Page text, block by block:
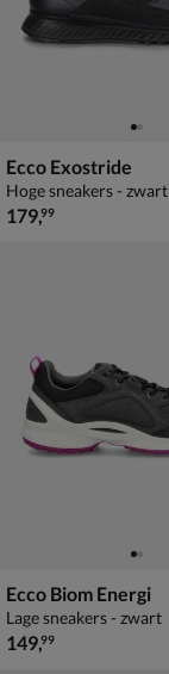
Ecco Exostride
Hoge sneakers - zwart
€ 179,99
179,99
Ecco Biom Energi
Lage sneakers - zwart
€ 149,99
149,99